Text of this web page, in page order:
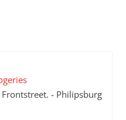
- Philipsburg